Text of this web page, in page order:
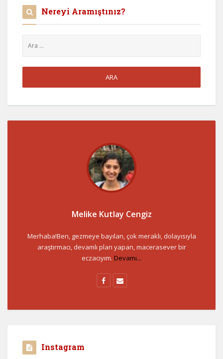
Nereyi Aramıştınız?
Melike Kutlay Cengiz
Merhaba!Ben, gezmeye bayılan, çok meraklı, dolayısıyla
araştırmacı, devamlı plan yapan, macerasever bir
eczacıyım. Devamı...
Instagram